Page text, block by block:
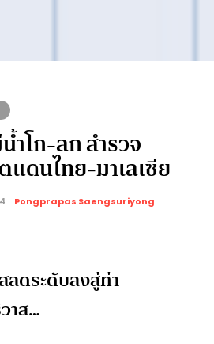
ำโก-ลก สำรวจ
แดนไทย-มาเลเซีย
Pongprapas Saengsuriyong
ดระดับลงสู่ท่า
าส…